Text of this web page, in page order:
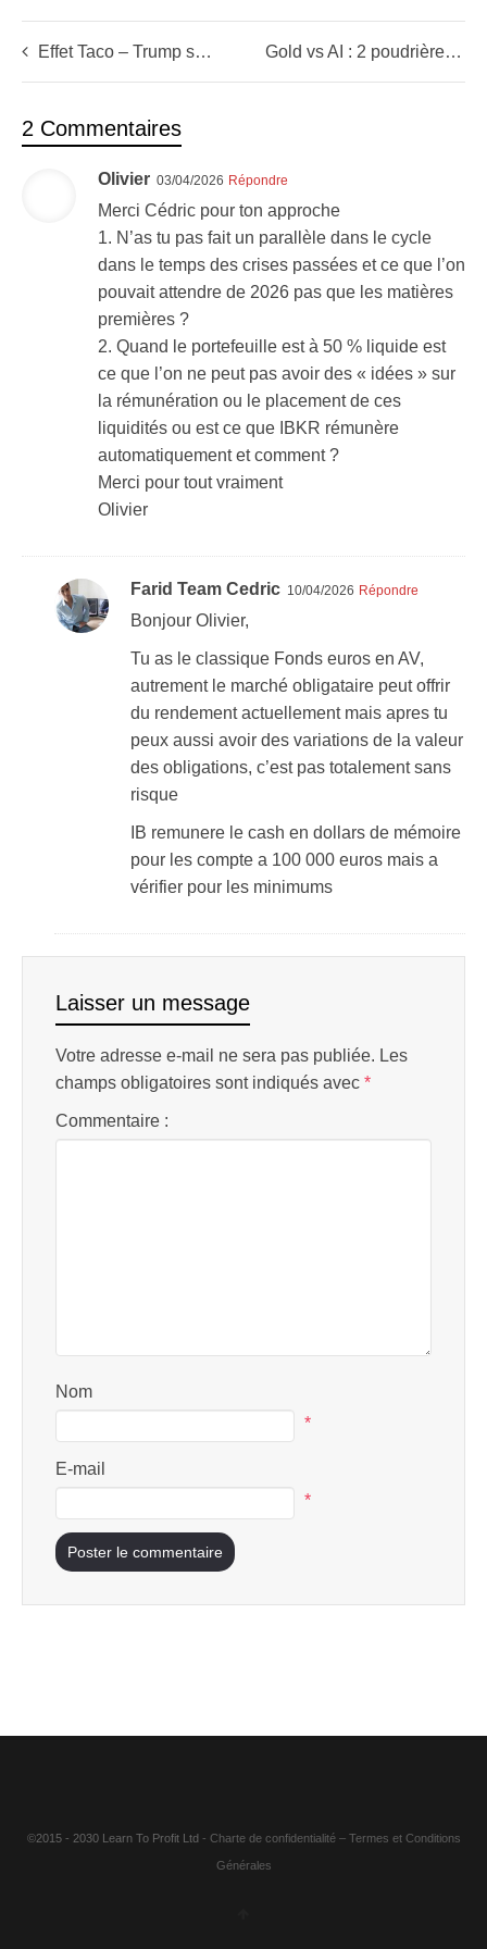
Effet Taco – Trump sauve les actions du krach mais… Gold vs AI : 2 poudrières, l’une va exploser
2 Commentaires
Olivier 03/04/2026 Répondre
Merci Cédric pour ton approche
1. N’as tu pas fait un parallèle dans le cycle
dans le temps des crises passées et ce que l’on
pouvait attendre de 2026 pas que les matières
premières ?
2. Quand le portefeuille est à 50 % liquide est
ce que l’on ne peut pas avoir des « idées » sur
la rémunération ou le placement de ces
liquidités ou est ce que IBKR rémunère
automatiquement et comment ?
Merci pour tout vraiment
Olivier
Farid Team Cedric 10/04/2026 Répondre
Bonjour Olivier,
Tu as le classique Fonds euros en AV,
autrement le marché obligataire peut offrir
du rendement actuellement mais apres tu
peux aussi avoir des variations de la valeur
des obligations, c’est pas totalement sans
risque
IB remunere le cash en dollars de mémoire
pour les compte a 100 000 euros mais a
vérifier pour les minimums
Laisser un message
Votre adresse e-mail ne sera pas publiée. Les
champs obligatoires sont indiqués avec *
Commentaire :
Nom
*
E-mail
*
©2015 - 2030 Learn To Profit Ltd - Charte de confidentialité– Termes et Conditions
Générales